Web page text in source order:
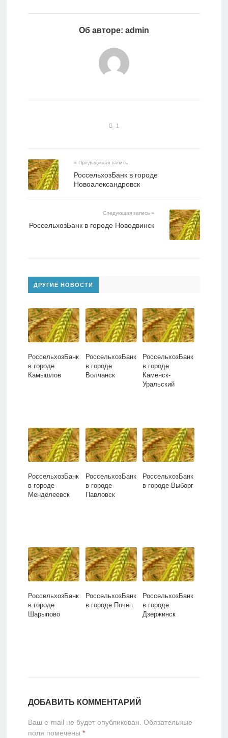
Об авторе: admin
1
« Предыдущая запись
РоссельхозБанк в городе
Новоалександровск
Следующая запись »
РоссельхозБанк в городе Новодвинск
ДРУГИЕ НОВОСТИ
РоссельхозБанк
в городе
Камышлов
РоссельхозБанк
в городе
Волчанск
РоссельхозБанк
в городе
Каменск-
Уральский
РоссельхозБанк
в городе
Менделеевск
РоссельхозБанк
в городе
Павловск
РоссельхозБанк
в городе Выборг
РоссельхозБанк
в городе
Шарыпово
РоссельхозБанк
в городе Почеп
РоссельхозБанк
в городе
Дзержинск
ДОБАВИТЬ КОММЕНТАРИЙ
Ваш e-mail не будет опубликован. Обязательные
поля помечены *